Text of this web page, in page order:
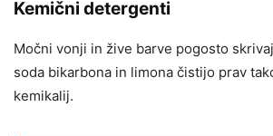
Kemični detergenti
Močni vonji in žive barve pogosto
soda bikarbona in limona čistijo prav
kemikalij.